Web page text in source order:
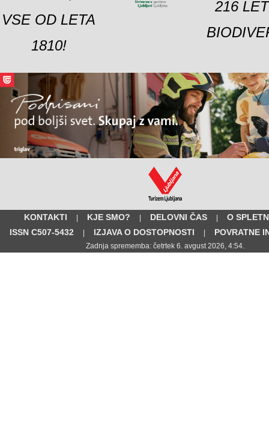
VSE OD LETA
1810!
216
KONTAKTI | KJE SMO? | DELOVNI ČAS |
O
ISSN C507-5432
| IZJAVA O DOSTOPNOSTI | POVRATNE
Zadnja sprememba: četrtek 6. avgust 2026, 4:54.